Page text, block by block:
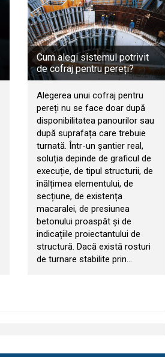
Cum alegi sistemul potrivit
de cofraj pentru pereți?
Alegerea unui cofraj pentru
pereți nu se face doar după
disponibilitatea panourilor sau
după suprafața care trebuie
turnată. Într-un șantier real,
soluția depinde de graficul de
execuție, de tipul structurii, de
înălțimea elementului, de
secțiune, de existența
macaralei, de presiunea
betonului proaspăt și de
indicațiile proiectantului de
structură. Dacă există rosturi
de turnare stabilite prin…